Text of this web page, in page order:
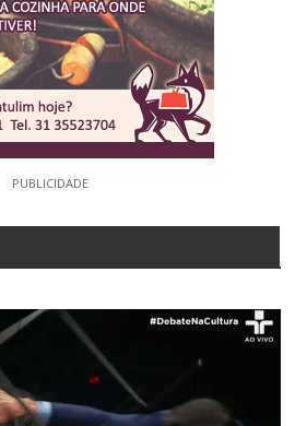
PUBLICIDADE